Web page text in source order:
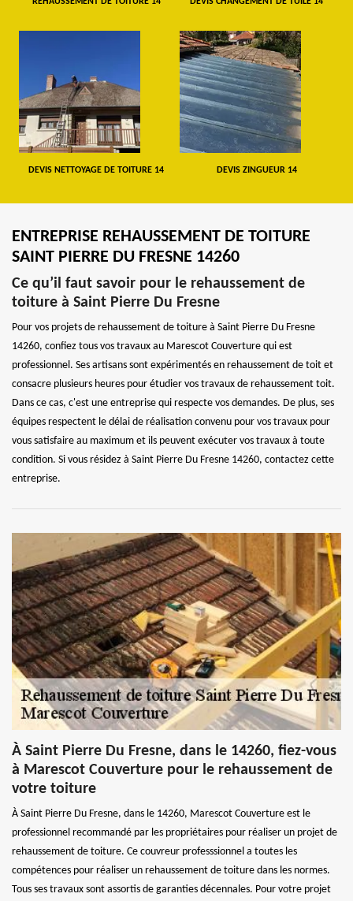
DEVIS NETTOYAGE DE TOITURE 14 DEVIS ZINGUEUR 14
ENTREPRISE REHAUSSEMENT DE TOITURE
SAINT PIERRE DU FRESNE 14260
Ce qu’il faut savoir pour le rehaussement de
toiture à Saint Pierre Du Fresne
Pour vos projets de rehaussement de toiture à Saint Pierre Du Fresne
14260, confiez tous vos travaux au Marescot Couverture qui est
professionnel. Ses artisans sont expérimentés en rehaussement de toit et
consacre plusieurs heures pour étudier vos travaux de rehaussement toit.
Dans ce cas, c'est une entreprise qui respecte vos demandes. De plus, ses
équipes respectent le délai de réalisation convenu pour vos travaux pour
vous satisfaire au maximum et ils peuvent exécuter vos travaux à toute
condition. Si vous résidez à Saint Pierre Du Fresne 14260, contactez cette
entreprise.
À Saint Pierre Du Fresne, dans le 14260, fiez-vous
à Marescot Couverture pour le rehaussement de
votre toiture
À Saint Pierre Du Fresne, dans le 14260, Marescot Couverture est le
professionnel recommandé par les propriétaires pour réaliser un projet de
rehaussement de toiture. Ce couvreur professsionnel a toutes les
compétences pour réaliser un rehaussement de toiture dans les normes.
Tous ses travaux sont assortis de garanties décennales. Pour votre projet